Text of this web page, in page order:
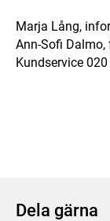
Marja Lång,
Ann-Sofi
Kundservice
Dela gärna